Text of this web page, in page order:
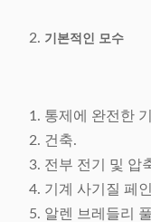
2. 기본적인 모수
1. 통제에 완전한
2. 건축.
3. 전부 전기 및 압
4. 기계 사기질 페
5. 알렌 브레들리